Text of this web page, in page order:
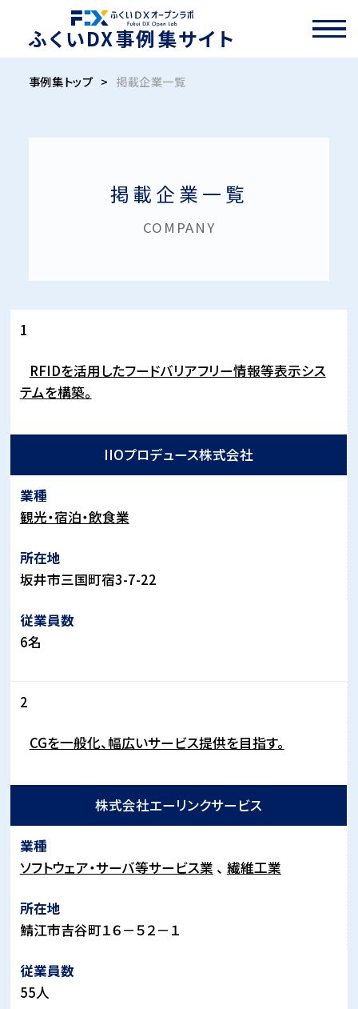
ふくいDX事例集サイト
事例集トップ > 掲載企業一覧
掲載企業一覧
COMPANY
1
RFIDを活用したフードバリアフリー情報等表示シス
テムを構築。
IIOプロデュース株式会社
観光・宿泊・飲食業
坂井市三国町宿3-7-22
6名
2
CGを一般化、幅広いサービス提供を目指す。
株式会社エーリンクサービス
ソフトウェア・サーバ等サービス業 繊維工業
鯖江市吉谷町１６－５２－１
55人